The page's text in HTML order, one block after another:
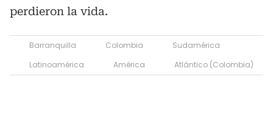
perdieron la vida.
Barranquilla Colombia
Sudamérica
Latinoamérica
América Atlántico (Colombia)